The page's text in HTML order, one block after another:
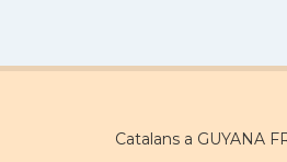
Catalans a GUYANA